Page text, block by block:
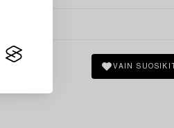
VAIN SUOSIKIT